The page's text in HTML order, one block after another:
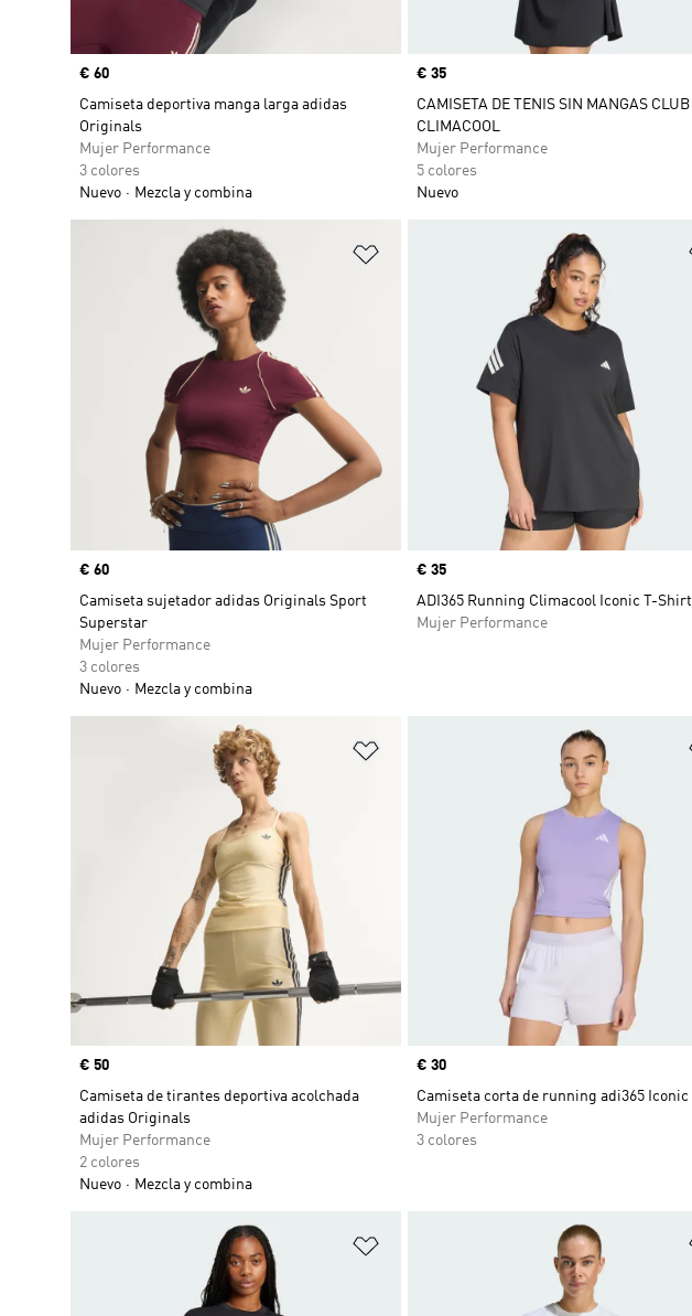
Precio
€ 60
Camiseta deportiva manga larga adidas
Originals
Mujer Performance
3 colores
Nuevo
Mezcla y combina
Precio
€ 35
CAMISETA DE TENIS SIN MANGAS CLUB
CLIMACOOL
Mujer Performance
5 colores
Nuevo
Añadir a la lista de deseos
Precio
€ 60
Camiseta sujetador adidas Originals Sport
Superstar
Mujer Performance
3 colores
Nuevo
Mezcla y combina
Precio
€ 35
ADI365 Running Climacool Iconic T-Shirt
Mujer Performance
Añadir a la lista de deseos
Precio
€ 50
Camiseta de tirantes deportiva acolchada
adidas Originals
Mujer Performance
2 colores
Nuevo
Mezcla y combina
Precio
€ 30
Camiseta corta de running adi365 Iconic
Mujer Performance
3 colores
Añadir a la lista de deseos